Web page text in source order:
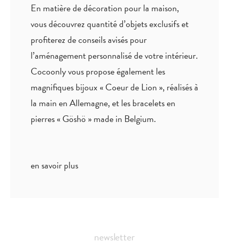
En matière de décoration pour la maison,
vous découvrez quantitéd’objets exclusifset
profiterez deconseils aviséspour
l’aménagement personnalisé de votre intérieur.
Cocoonly vous propose également les
magnifiques bijoux « Coeur de Lion », réalisés à
la main en Allemagne, et les bracelets en
pierres « Göshö » made in Belgium.
en savoir plus
newsletter